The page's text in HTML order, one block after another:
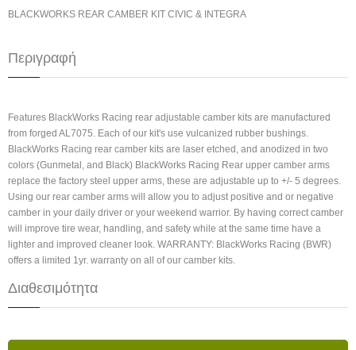
BLACKWORKS REAR CAMBER KIT CIVIC & INTEGRA
Περιγραφή
Features BlackWorks Racing rear adjustable camber kits are manufactured
from forged AL7075. Each of our kit's use vulcanized rubber bushings.
BlackWorks Racing rear camber kits are laser etched, and anodized in two
colors (Gunmetal, and Black) BlackWorks Racing Rear upper camber arms
replace the factory steel upper arms, these are adjustable up to +/- 5 degrees.
Using our rear camber arms will allow you to adjust positive and or negative
camber in your daily driver or your weekend warrior. By having correct camber
will improve tire wear, handling, and safety while at the same time have a
lighter and improved cleaner look. WARRANTY: BlackWorks Racing (BWR)
offers a limited 1yr. warranty on all of our camber kits.
Διαθεσιμότητα